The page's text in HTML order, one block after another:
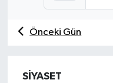
Önceki Gün
SİYASET
SAĞLIK
MAGAZİN
Haber Arşivi